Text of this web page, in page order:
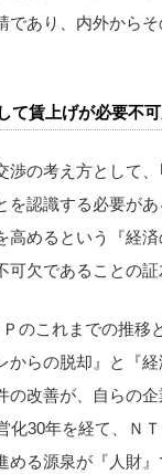
であり、内外から
て賃上げが必要不
渉の考え方として
を認識する必要が
高めるという『経
可欠であることの
のこれまでの推移
からの脱却』と『
改善が、自らの
化30年を経て、Ｎ
る源泉が『人財